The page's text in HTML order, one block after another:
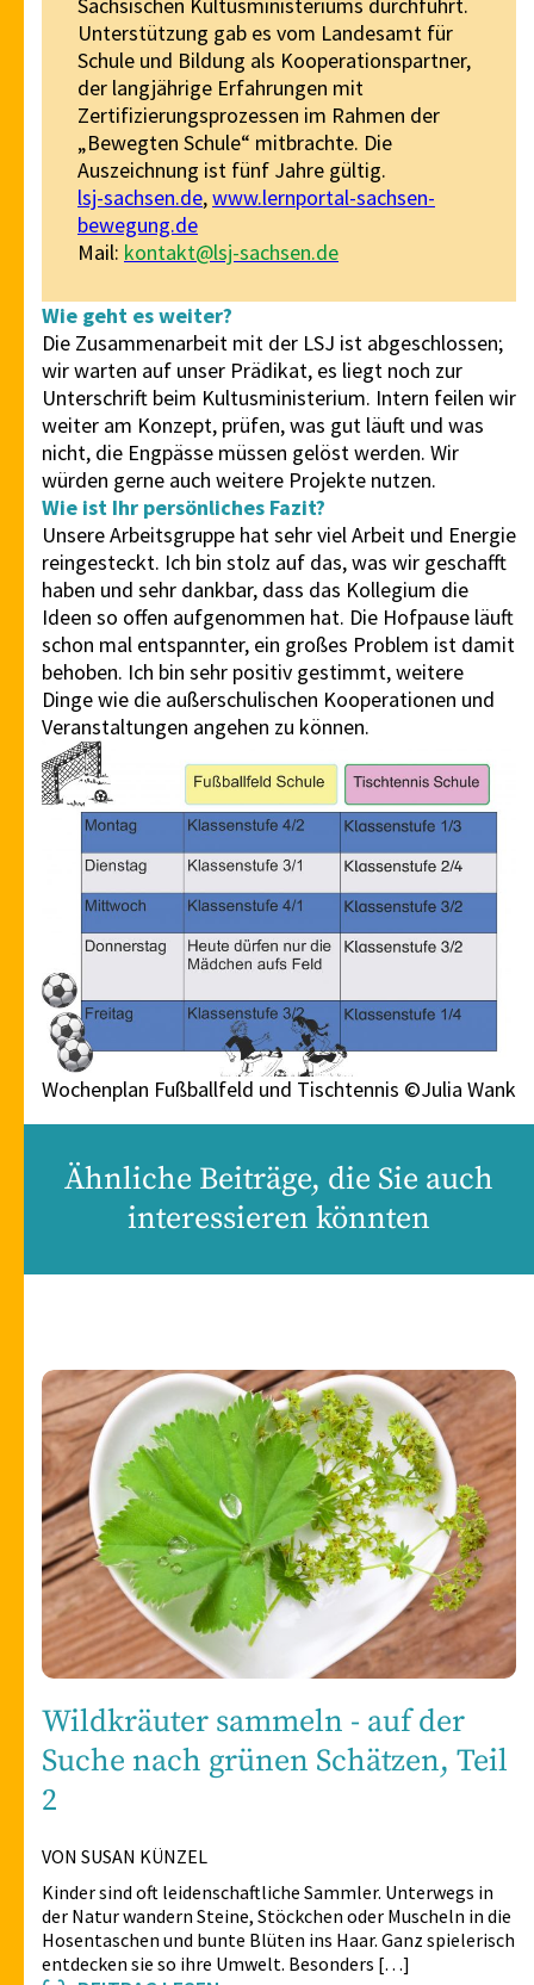
Sächsischen Kultusministeriums durchführt.
Unterstützung gab es vom Landesamt für
Schule und Bildung als Kooperationspartner,
der langjährige Erfahrungen mit
Zertifizierungsprozessen im Rahmen der
„Bewegten Schule“ mitbrachte. Die
Auszeichnung ist fünf Jahre gültig.
lsj-sachsen.de,www.lernportal-sachsen-
bewegung.de
Mail: kontakt@lsj-sachsen.de
Wie geht es weiter?
Die Zusammenarbeit mit der LSJ ist abgeschlossen;
wir warten auf unser Prädikat, es liegt noch zur
Unterschrift beim Kultusministerium. Intern feilen wir
weiter am Konzept, prüfen, was gut läuft und was
nicht, die Engpässe müssen gelöst werden. Wir
würden gerne auch weitere Projekte nutzen.
Wie ist Ihr persönliches Fazit?
Unsere Arbeitsgruppe hat sehr viel Arbeit und Energie
reingesteckt. Ich bin stolz auf das, was wir geschafft
haben und sehr dankbar, dass das Kollegium die
Ideen so offen aufgenommen hat. Die Hofpause läuft
schon mal entspannter, ein großes Problem ist damit
behoben. Ich bin sehr positiv gestimmt, weitere
Dinge wie die außerschulischen Kooperationen und
Veranstaltungen angehen zu können.
Wochenplan Fußballfeld und Tischtennis ©Julia Wank
Ähnliche Beiträge, die Sie auch
interessieren könnten
Wildkräuter sammeln - auf der
Suche nach grünen Schätzen, Teil
2
VON SUSAN KÜNZEL
Kinder sind oft leidenschaftliche Sammler. Unterwegs in
der Natur wandern Steine, Stöckchen oder Muscheln in die
Hosentaschen und bunte Blüten ins Haar. Ganz spielerisch
entdecken sie so ihre Umwelt. Besonders […]